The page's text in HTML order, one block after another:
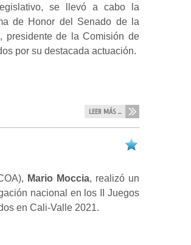
se llevó a cabo la
de Honor del Senado de la
, presidente de la Comisión de
por su destacada actuación.
LEER MÁS ...
Mario Moccia, realizó un
nacional en los II Juegos
en Cali-Valle 2021.